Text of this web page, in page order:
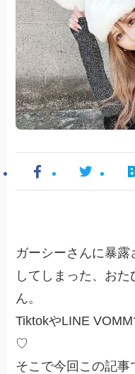
ガーシーさんに暴
してしまった、お
ん。
TiktokやLINE
♡
そこで今回この記